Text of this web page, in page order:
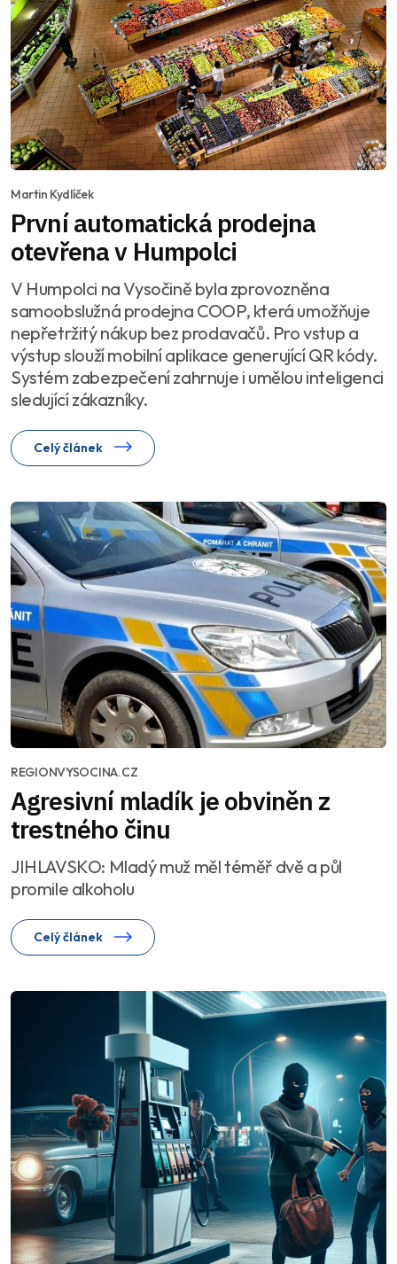
Martin Kydlíček
První automatická prodejna
otevřena v Humpolci
V Humpolci na Vysočině byla zprovozněna
samoobslužná prodejna COOP, která umožňuje
nepřetržitý nákup bez prodavačů. Pro vstup a
výstup slouží mobilní aplikace generující QR kódy.
Systém zabezpečení zahrnuje i umělou inteligenci
sledující zákazníky.
Celý článek
REGIONVYSOCINA.CZ
Agresivní mladík je obviněn z
trestného činu
JIHLAVSKO: Mladý muž měl téměř dvě a půl
promile alkoholu
Celý článek